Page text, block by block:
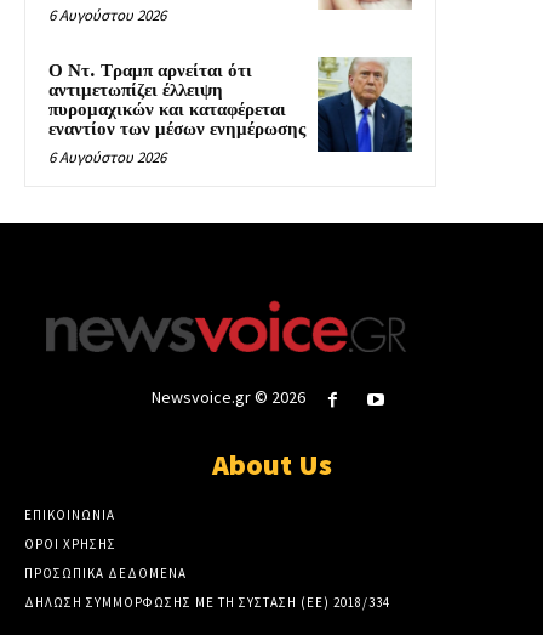
6 Αυγούστου 2026
Ο Ντ. Τραμπ αρνείται ότι
αντιμετωπίζει έλλειψη
πυρομαχικών και καταφέρεται
εναντίον των μέσων ενημέρωσης
6 Αυγούστου 2026
Newsvoice.gr © 2026
About Us
ΕΠΙΚΟΙΝΩΝΙΑ
ΟΡΟΙ ΧΡΗΣΗΣ
ΠΡΟΣΩΠΙΚΑ ΔΕΔΟΜΕΝΑ
ΔΗΛΩΣΗ ΣΥΜΜΟΡΦΩΣΗΣ ΜΕ ΤΗ ΣΥΣΤΑΣΗ (ΕΕ) 2018/334